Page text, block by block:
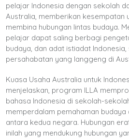
pelajar Indonesia dengan sekolah
Australia, memberikan kesempatan
membina hubungan lintas budaya.
pelajar dapat saling berbagi
budaya, dan adat istiadat
persahabatan yang langgeng di
Kuasa Usaha Australia untuk
menjelaskan, program ILLA
bahasa Indonesia di sekolah-
memperdalam pemahaman budaya
antara kedua negara. Hubungan
inilah yang mendukung hubungan